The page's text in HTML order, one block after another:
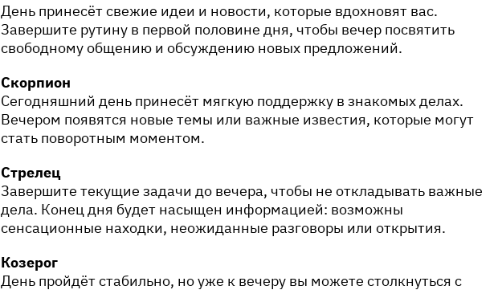
День принесёт свежие идеи и новости, которые вдохновят вас.
Завершите рутину в первой половине дня, чтобы вечер посвятить
свободному общению и обсуждению новых предложений.
Скорпион
Сегодняшний день принесёт мягкую поддержку в знакомых делах.
Вечером появятся новые темы или важные известия, которые могут
стать поворотным моментом.
Стрелец
Завершите текущие задачи до вечера, чтобы не откладывать важные
дела. Конец дня будет насыщен информацией: возможны
сенсационные находки, неожиданные разговоры или открытия.
Козерог
День пройдёт стабильно, но уже к вечеру вы можете столкнуться с